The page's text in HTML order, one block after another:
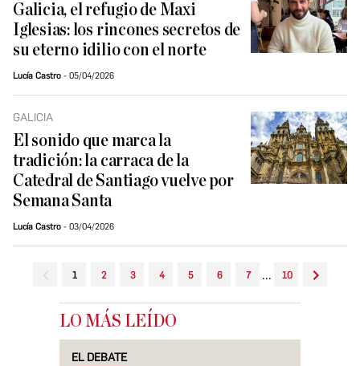
Galicia, el refugio de Maxi
Iglesias: los rincones secretos de
su eterno idilio con el norte
Lucía Castro 05/04/2026
GALICIA
El sonido que marca la
tradición: la carraca de la
Catedral de Santiago vuelve por
Semana Santa
Lucía Castro 03/04/2026
1 2 3 4 5 6 7 ... 10
LO MÁS LEÍDO
EL DEBATE